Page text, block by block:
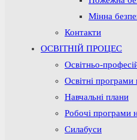
Мінна
Контакти
ОСВІТНІЙ ПРОЦЕС
Освітньо-
Освітні програми
Навчальні плани
Робочі програми
Силабуси